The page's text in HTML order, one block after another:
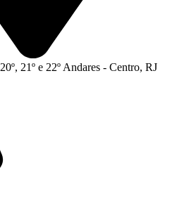
21º e 22º Andares - Centro, RJ